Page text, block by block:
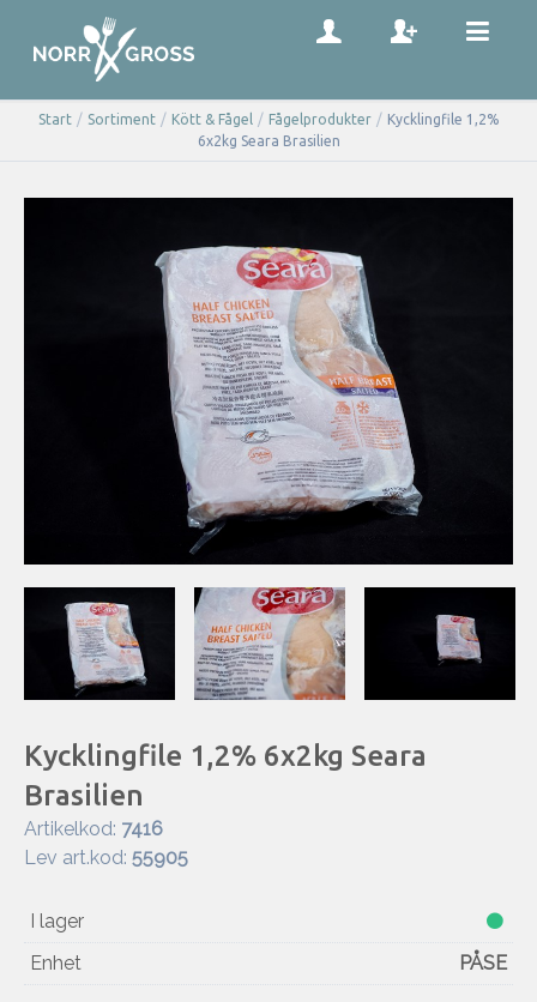
Start / Sortiment / Kött & Fågel / Fågelprodukter / Kycklingfile 1,2%
6x2kg Seara Brasilien
Kycklingfile 1,2% 6x2kg Seara
Brasilien
Artikelkod: 7416
Lev art.kod: 55905
I lager
Enhet
PÅSE